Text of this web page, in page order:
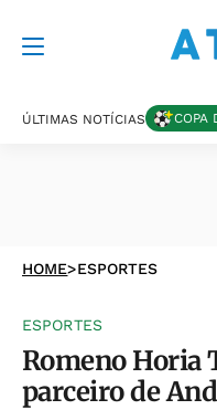
ÚLTIMAS NOTÍCIAS COPA
HOME>ESPORTES
ESPORTES
Romeno Horia
parceiro de